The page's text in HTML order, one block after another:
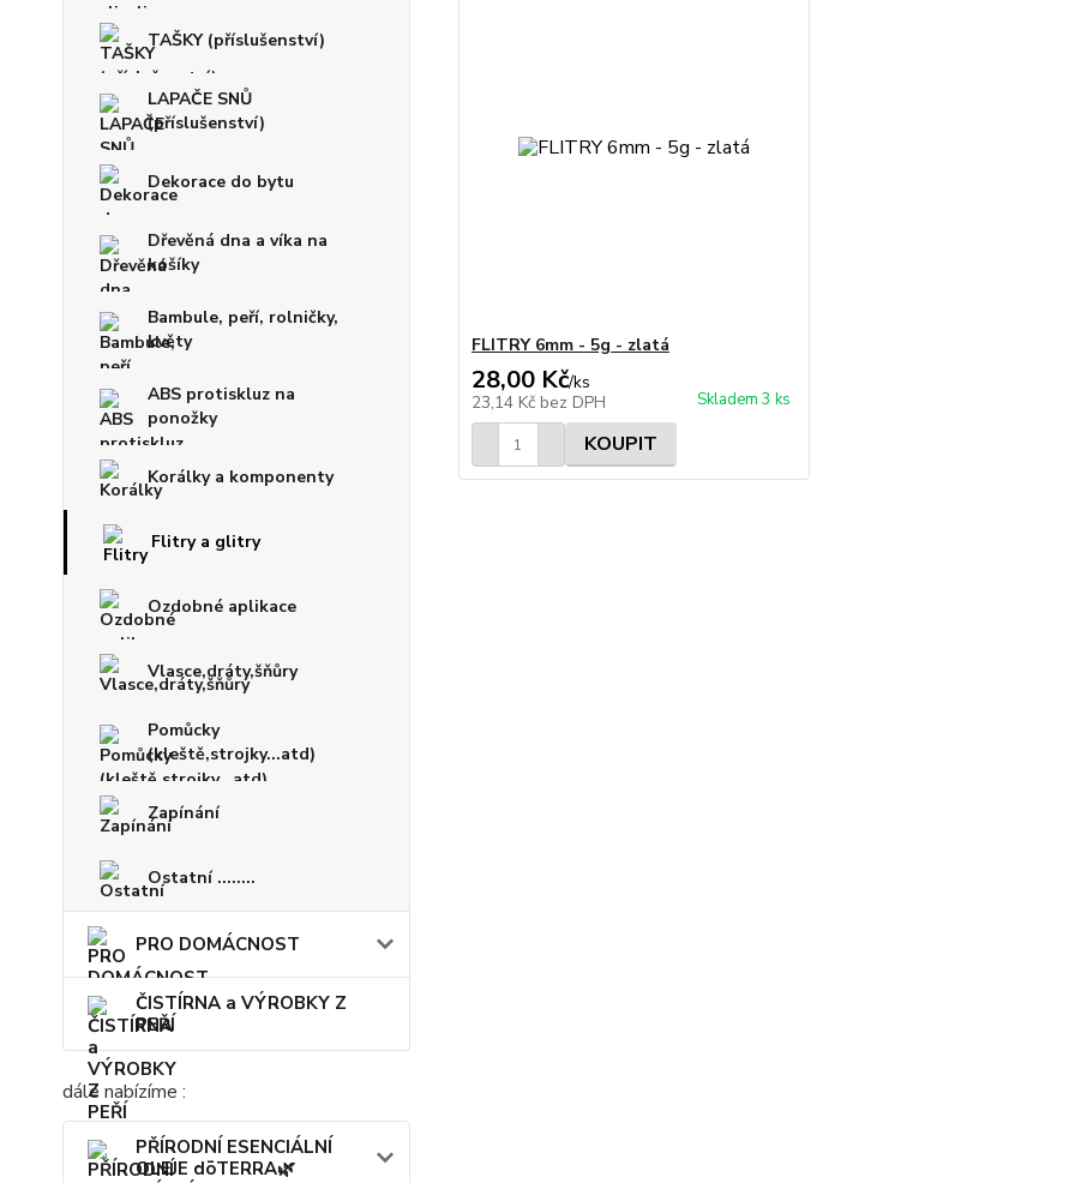
TAŠKY (příslušenství)
LAPAČE SNŮ
(příslušenství)
Dekorace do bytu
Dřevěná dna a víka na
košíky
Bambule, peří, rolničky,
květy
ABS protiskluz na
ponožky
Korálky a komponenty
Flitry a glitry
Ozdobné aplikace
Vlasce,dráty,šňůry
Pomůcky
(kleště,strojky...atd)
Zapínání
Ostatní ........
PRO DOMÁCNOST
ČISTÍRNA a VÝROBKY Z
PEŘÍ
dále nabízíme :
PŘÍRODNÍ ESENCIÁLNÍ
OLEJE dōTERRA🌿
FLITRY 6mm - 5g - zlatá
28,00 Kč/ks
23,14 Kč bez DPH Skladem 3 ks
KOUPIT